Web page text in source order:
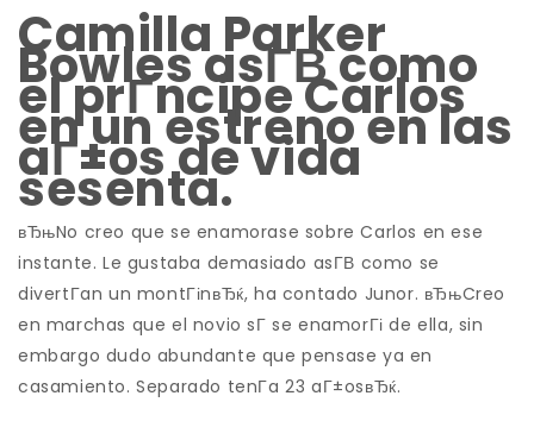
Camilla Parker
Bowles asГ­В­ como
el prГ­ncipe Carlos
en un estreno en las
aГ±os de vida
sesenta.
вЂњNo creo que se enamorase sobre Carlos en ese
instante. Le gustaba demasiado asГ­В­ como se
divertГ­an un montГіnвЂќ, ha contado Junor. вЂњCreo
en marchas que el novio sГ­ se enamorГі de ella, sin
embargo dudo abundante que pensase ya en
casamiento. Separado tenГ­a 23 aГ±osвЂќ.